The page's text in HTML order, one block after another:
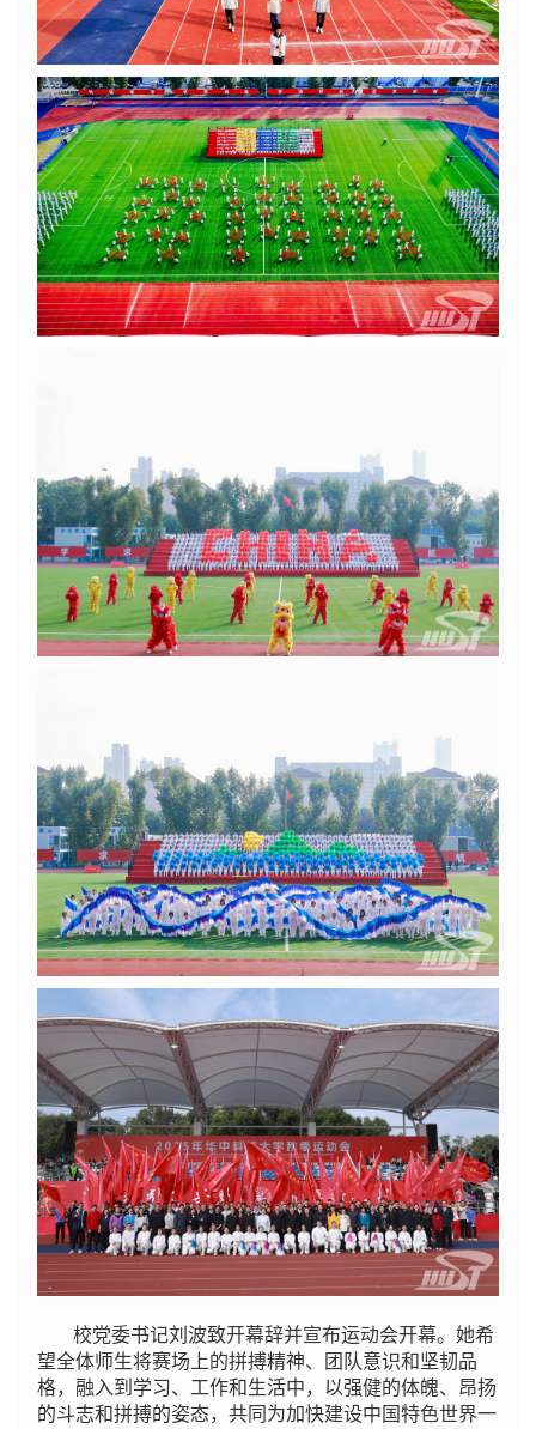
校党委书记刘波致开幕辞并宣布运动会开幕。她希
望全体师生将赛场上的拼搏精神、团队意识和坚韧品
格，融入到学习、工作和生活中，以强健的体魄、昂扬
的斗志和拼搏的姿态，共同为加快建设中国特色世界一